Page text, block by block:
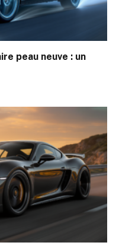
peau neuve : un